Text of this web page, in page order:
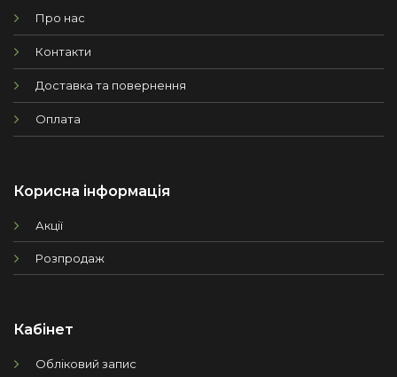
Про нас
Контакти
Доставка та повернення
Оплата
Корисна інформація
Акції
Розпродаж
Кабінет
Обліковий запис